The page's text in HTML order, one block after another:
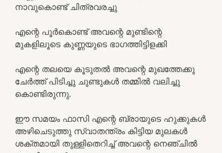
നാവുകൊണ്ട് ചിത്രവരച്ചു
എന്റെ പൂർകൊണ്ട് അവന്റെ മുണ്ടിന്റെ
മുകളിലൂടെ കുണ്ണയുടെ ഭാഗത്തിട്ടിളക്കി
എന്റെ തലയെ കൂടുതൽ അവന്റെ മുഖത്തേക്കു
ചേർത്ത് പിടിച്ചു ചുണ്ടുകൾ തമ്മിൽ വലിച്ചു
കൊണ്ടിരുന്നു.
ഈ സമയം ഫാസി എന്റെ ബ്രായുടെ ഹുക്കുകൾ
അഴിചെടുത്തു സ്വാതന്ത്രം കിട്ടിയ മുലകൾ
ശക്തമായി തുള്ളിതെറിച്ച് അവന്റെ നെഞ്ചിൽ